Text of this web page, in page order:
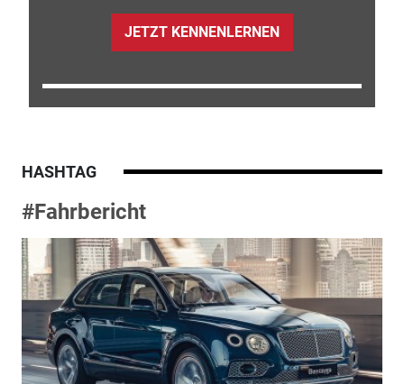
JETZT KENNENLERNEN
HASHTAG
#Fahrbericht